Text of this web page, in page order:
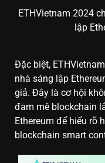
ETHVietnam 2024
lập
Đặc biệt,
nhà sáng lập
giả. Đây là cơ hội
đam mê blockchain
Ethereum để hiểu rõ
blockchain smart